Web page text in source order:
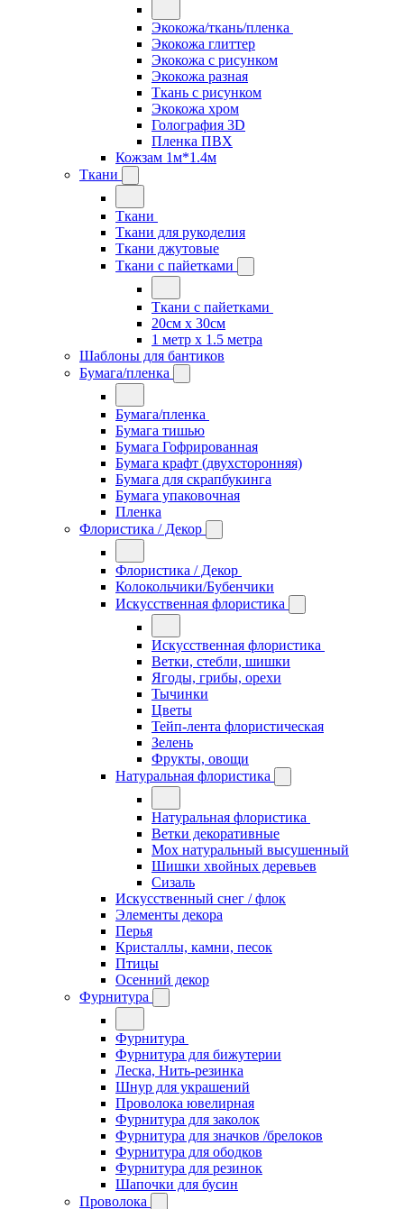
Экокожа/ткань/пленка
Экокожа глиттер
Экокожа с рисунком
Экокожа разная
Ткань с рисунком
Экокожа хром
Голография 3D
Пленка ПВХ
Кожзам 1м*1.4м
Ткани
Ткани
Ткани для рукоделия
Ткани джутовые
Ткани с пайетками
Ткани с пайетками
20см х 30см
1 метр х 1.5 метра
Шаблоны для бантиков
Бумага/пленка
Бумага/пленка
Бумага тишью
Бумага Гофрированная
Бумага крафт (двухсторонняя)
Бумага для скрапбукинга
Бумага упаковочная
Пленка
Флористика / Декор
Флористика / Декор
Колокольчики/Бубенчики
Искусственная флористика
Искусственная флористика
Ветки, стебли, шишки
Ягоды, грибы, орехи
Тычинки
Цветы
Тейп-лента флористическая
Зелень
Фрукты, овощи
Натуральная флористика
Натуральная флористика
Ветки декоративные
Мох натуральный высушенный
Шишки хвойных деревьев
Сизаль
Искусственный снег / флок
Элементы декора
Перья
Кристаллы, камни, песок
Птицы
Осенний декор
Фурнитура
Фурнитура
Фурнитура для бижутерии
Леска, Нить-резинка
Шнур для украшений
Проволока ювелирная
Фурнитура для заколок
Фурнитура для значков /брелоков
Фурнитура для ободков
Фурнитура для резинок
Шапочки для бусин
Проволока